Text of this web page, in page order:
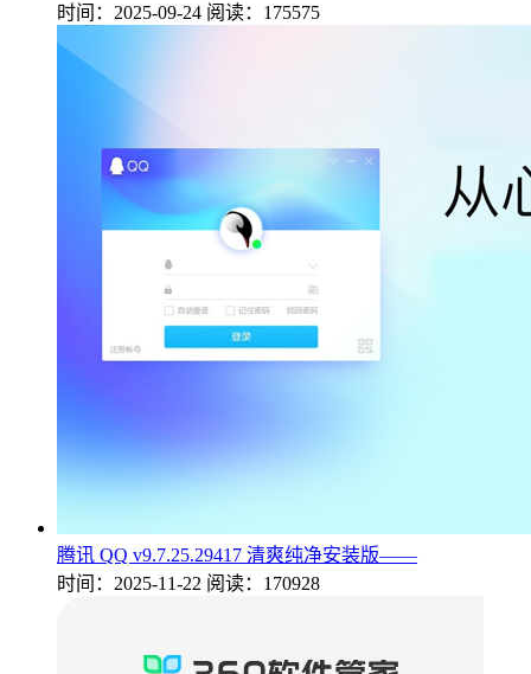
时间：2025-09-24 阅读：175575
腾讯 QQ v9.7.25.29417 清爽纯净安装版——
时间：2025-11-22 阅读：170928